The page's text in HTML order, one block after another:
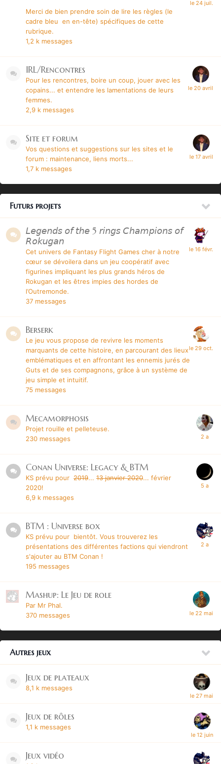
Merci de bien prendre soin de lire les règles (le
cadre bleu en en-tête) spécifiques de cette
rubrique.
1,2 k messages
IRL/Rencontres
Pour les rencontres, boire un coup, jouer avec les
copains... et entendre les lamentations de leurs
femmes.
2,9 k messages
Site et forum
Vos questions et suggestions sur les sites et le
forum : maintenance, liens morts...
1,7 k messages
Futurs projets
𝘓𝘦𝘨𝘦𝘯𝘥𝘴 𝘰𝘧 𝘵𝘩𝘦 5 𝘳𝘪𝘯𝘨𝘴 𝘊𝘩𝘢𝘮𝘱𝘪𝘰𝘯𝘴 𝘰𝘧
𝘙𝘰𝘬𝘶𝘨𝘢𝘯
Cet univers de Fantasy Flight Games cher à notre
cœur se dévoilera dans un jeu coopératif avec
figurines impliquant les plus grands héros de
Rokugan et les êtres impies des hordes de
l’Outremonde.
37 messages
Berserk
Le jeu vous propose de revivre les moments
marquants de cette histoire, en parcourant des lieux
emblématiques et en affrontant les ennemis jurés de
Guts et de ses compagnons, grâce à un système de
jeu simple et intuitif.
75 messages
Mecamorphosis
Projet rouille et pelleteuse.
230 messages
Conan Universe: Legacy & BTM
KS prévu pour 2019... 13 janvier 2020... février
2020!
6,9 k messages
BTM : Universe box
KS prévu pour bientôt. Vous trouverez les
présentations des différentes factions qui viendront
s'ajouter au BTM Conan !
195 messages
Mashup: Le Jeu de role
Par Mr Phal.
370 messages
Autres jeux
Jeux de plateaux
8,1 k messages
Jeux de rôles
1,1 k messages
Jeux vidéo